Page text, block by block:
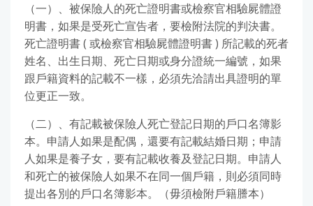
（一）、被保險人的死亡證明書或檢察官相驗屍體證
明書，如果是受死亡宣告者，要檢附法院的判決書。
死亡證明書 ( 或檢察官相驗屍體證明書 ) 所記載的死者
姓名、出生日期、死亡日期或身分證統一編號，如果
跟戶籍資料的記載不一樣，必須先洽請出具證明的單
位更正一致。
（二）、有記載被保險人死亡登記日期的戶口名簿影
本。申請人如果是配偶，還要有記載結婚日期；申請
人如果是養子女，要有記載收養及登記日期。申請人
和死亡的被保險人如果不在同一個戶籍，則必須同時
提出各別的戶口名簿影本。（毋須檢附戶籍謄本）